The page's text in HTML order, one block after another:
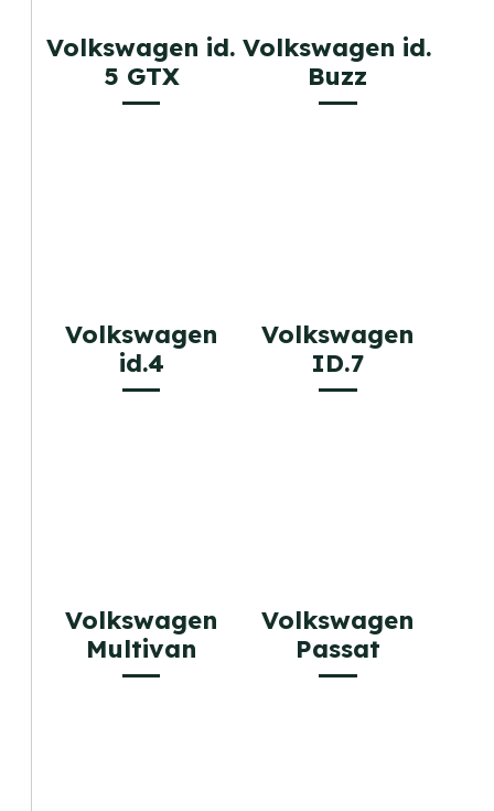
Volkswagen id.
5 GTX
Volkswagen id.
Buzz
Volkswagen
id.4
Volkswagen
ID.7
Volkswagen
Multivan
Volkswagen
Passat